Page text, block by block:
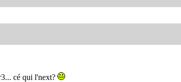
cé qui l'next?